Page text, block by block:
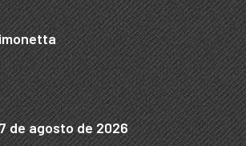
de agosto de 2026